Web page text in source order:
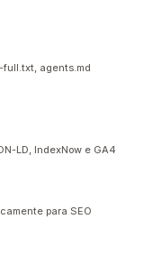
full.txt, agents.md
LD, IndexNow e GA4
para SEO